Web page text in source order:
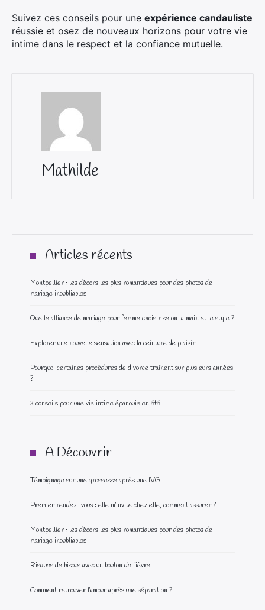
Suivez ces conseils pour une expérience candauliste
réussie et osez de nouveaux horizons pour votre vie
intime dans le respect et la confiance mutuelle.
Mathilde
Articles récents
Montpellier : les décors les plus romantiques pour des photos de
mariage inoubliables
Quelle alliance de mariage pour femme choisir selon la main et le style ?
Explorer une nouvelle sensation avec la ceinture de plaisir
Pourquoi certaines procédures de divorce traînent sur plusieurs années
?
3 conseils pour une vie intime épanouie en été
A Découvrir
Témoignage sur une grossesse après une IVG
Premier rendez-vous : elle m’invite chez elle, comment assurer ?
Montpellier : les décors les plus romantiques pour des photos de
mariage inoubliables
Risques de bisous avec un bouton de fièvre
Comment retrouver l’amour après une séparation ?